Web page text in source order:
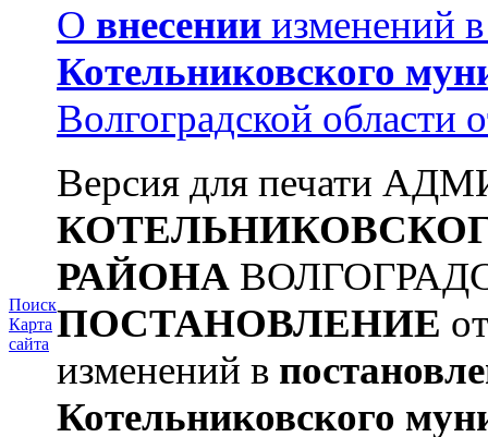
Поиск
Карта
сайта
О внесении изменений
Котельниковского
Волгоградской области
Версия для печати
РАЙОНА
ПОСТАНОВЛЕНИЕ
изменений в
Котельниковского